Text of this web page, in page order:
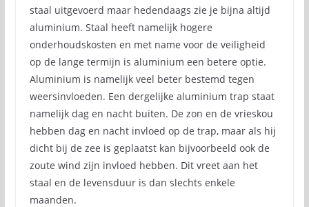
staal uitgevoerd maar hedendaags zie je bijna altijd
aluminium. Staal heeft namelijk hogere
onderhoudskosten en met name voor de veiligheid
op de lange termijn is aluminium een betere optie.
Aluminium is namelijk veel beter bestemd tegen
weersinvloeden. Een dergelijke aluminium trap staat
namelijk dag en nacht buiten. De zon en de vrieskou
hebben dag en nacht invloed op de trap, maar als hij
dicht bij de zee is geplaatst kan bijvoorbeeld ook de
zoute wind zijn invloed hebben. Dit vreet aan het
staal en de levensduur is dan slechts enkele
maanden.